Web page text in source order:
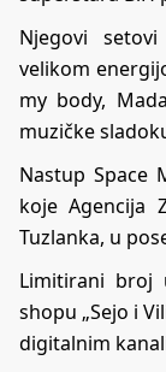
Njegovi
velikom
my body,
muzičke
Nastup Space
koje Agencija
Tuzlanka, u
Limitirani broj
shopu „Sejo i
digitalnim